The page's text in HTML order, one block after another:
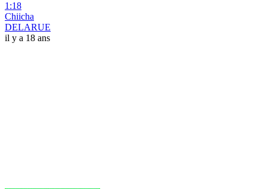
1:18
Chiicha
DELARUE
il y a 18 ans